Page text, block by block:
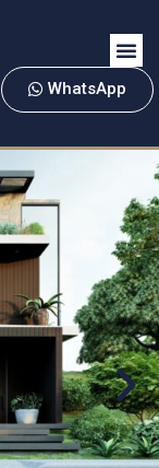
WhatsApp